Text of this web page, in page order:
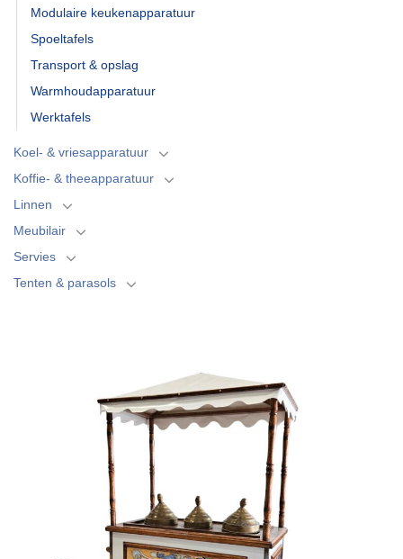
Modulaire keukenapparatuur
Spoeltafels
Transport & opslag
Warmhoudapparatuur
Werktafels
Koel- & vriesapparatuur
Koffie- & theeapparatuur
Linnen
Meubilair
Servies
Tenten & parasols